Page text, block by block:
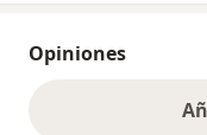
Opiniones